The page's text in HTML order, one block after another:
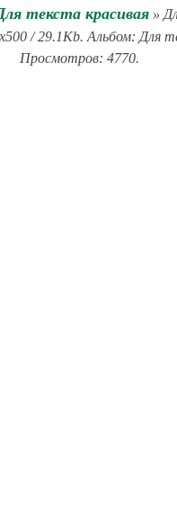
текста красивая»
/ 29.1Kb. Альбом: Для
Просмотров: 4770.